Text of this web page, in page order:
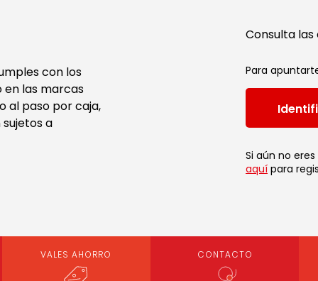
con los
en las marcas
al paso por caja,
a
Consulta
Para
Si aún no
aquí para
VALES AHORRO CONTACTO